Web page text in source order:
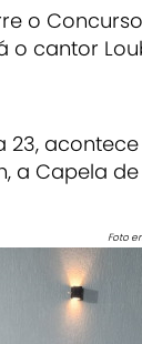
o
o cantor
23,
a Capela
Foto